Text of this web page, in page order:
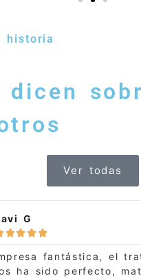
historia
dicen
Ver todas
G

fantástica, el
ha sido perfecto,